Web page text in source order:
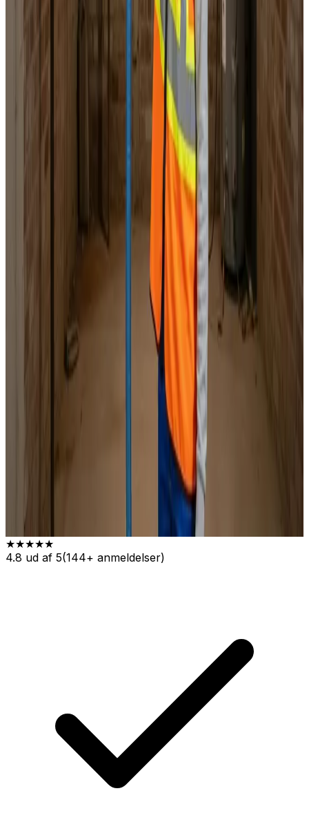
Specialister i alle mærker
70 60 30 04
★★★★★
4.8 ud af 5(144+ anmeldelser)